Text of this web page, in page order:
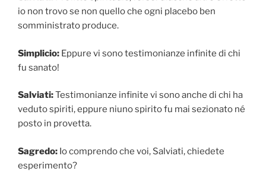
io non trovo se non quello che ogni placebo ben
somministrato produce.
Simplicio: Eppure vi sono testimonianze infinite di chi
fu sanato!
Salviati:Testimonianze infinite vi sono anche di chi ha
veduto spiriti, eppure niuno spirito fu mai sezionato né
posto in provetta.
Sagredo: Io comprendo che voi, Salviati, chiedete
esperimento?